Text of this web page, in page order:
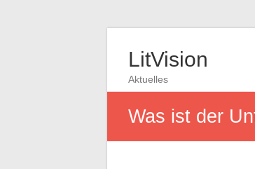
LitVision
Aktuelles
Was ist der